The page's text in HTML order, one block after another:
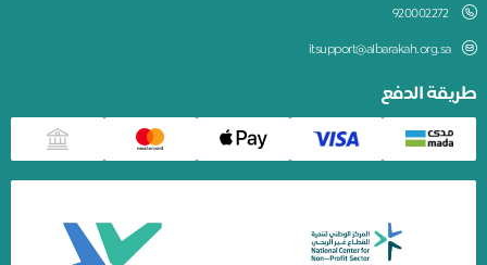
920002272
itsupport@albarakah.org.sa
طريقة الدفع